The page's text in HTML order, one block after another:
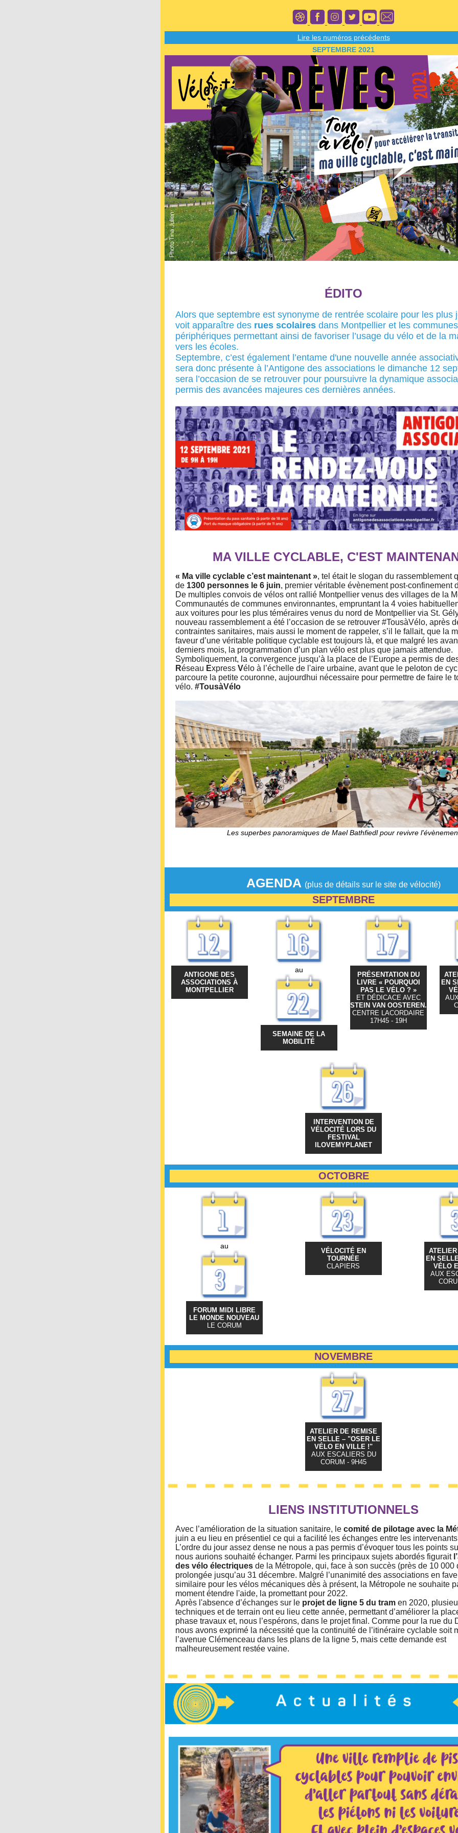
Lire les numéros précédents
SEPTEMBRE 2021
ÉDITO
Alors que septembre est synonyme de rentrée scolaire pour les plus
voit apparaître des rues scolaires dans Montpellier et les communes
périphériques permettant ainsi de favoriser l’usage du vélo et de la
vers les écoles.
Septembre, c’est également l’entame d'une nouvelle année
sera donc présente à l’Antigone des associations le dimanche 12
sera l’occasion de se retrouver pour poursuivre la dynamique
permis des avancées majeures ces dernières années.
MA VILLE CYCLABLE, C'EST
« Ma ville cyclable c’est maintenant », tel était le slogan du rassemblement
de 1300 personnes le 6 juin, premier véritable évènement post-confinement
De multiples convois de vélos ont rallié Montpellier venus des villages de la
Communautés de communes environnantes, empruntant la 4 voies
aux voitures pour les plus téméraires venus du nord de Montpellier via St.
nouveau rassemblement a été l’occasion de se retrouver #TousàVélo, après
contraintes sanitaires, mais aussi le moment de rappeler, s’il le fallait, que la
faveur d’une véritable politique cyclable est toujours là, et que malgré les
derniers mois, la programmation d’un plan vélo est plus que jamais attendue.
Symboliquement, la convergence jusqu’à la place de l’Europe a permis de
Réseau Express Vélo à l’échelle de l'aire urbaine, avant que le peloton de
parcoure la petite couronne, aujourdhui nécessaire pour permettre de faire le
vélo. #TousàVélo
Les superbes panoramiques de Mael Bathfiedl pour revivre
AGENDA (plus de détails sur le site de vélocité)
SEPTEMBRE
ANTIGONE DES
ASSOCIATIONS À
MONTPELLIER
au
SEMAINE DE LA
MOBILITÉ
PRÉSENTATION DU
LIVRE « POURQUOI
PAS LE VÉLO ? »
ET DÉDICACE AVEC
STEIN VAN OOSTEREN.
CENTRE LACORDAIRE
17H45 - 19H
EN
INTERVENTION DE
VÉLOCITÉ LORS DU
FESTIVAL
ILOVEMYPLANET
OCTOBRE
au
FORUM MIDI LIBRE
LE MONDE NOUVEAU
LE CORUM
VÉLOCITÉ EN
TOURNÉE
CLAPIERS
EN
VÉLO
AUX
NOVEMBRE
ATELIER DE REMISE
EN SELLE – "OSER LE
VÉLO EN VILLE !"
AUX ESCALIERS DU
CORUM - 9H45
LIENS INSTITUTIONNELS
Avec l’amélioration de la situation sanitaire, le comité de pilotage avec la
juin a eu lieu en présentiel ce qui a facilité les échanges entre les
L’ordre du jour assez dense ne nous a pas permis d’évoquer tous les points
nous aurions souhaité échanger. Parmi les principaux sujets abordés figurait
des vélo électriques de la Métropole, qui, face à son succès (près de 10 000
prolongée jusqu’au 31 décembre. Malgré l’unanimité des associations en
similaire pour les vélos mécaniques dès à présent, la Métropole ne souhaite
moment étendre l'aide, la promettant pour 2022.
Après l'absence d’échanges sur le projet de ligne 5 du tram en 2020,
techniques et de terrain ont eu lieu cette année, permettant d’améliorer la
phase travaux et, nous l’espérons, dans le projet final. Comme pour la rue du
nous avons exprimé la nécessité que la continuité de l’itinéraire cyclable soit
l’avenue Clémenceau dans les plans de la ligne 5, mais cette demande est
malheureusement restée vaine.